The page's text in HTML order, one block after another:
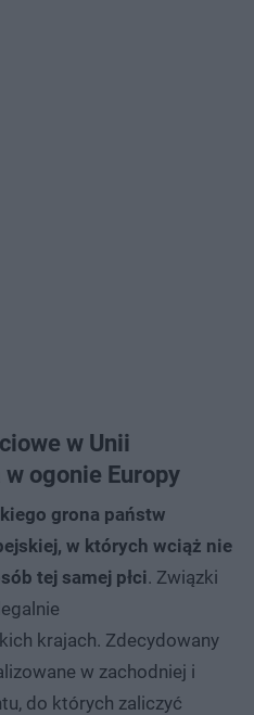
w Unii
ogonie Europy
grona państw
w których wciąż nie
tej samej płci. Związki
krajach. Zdecydowany
w zachodniej i
do których zaliczyć